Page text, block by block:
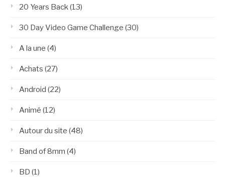
20 Years Back (13)
30 Day Video Game Challenge (30)
A la une (4)
Achats (27)
Android (22)
Animé (12)
Autour du site (48)
Band of 8mm (4)
BD (1)